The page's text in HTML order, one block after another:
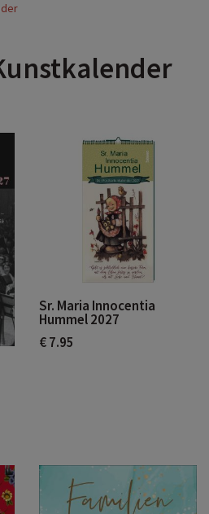
Sr. Maria Innocentia
Hummel 2027
€ 7.95